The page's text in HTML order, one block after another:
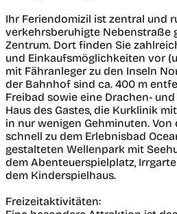
Ihr Feriendomizil ist zentral und
verkehrsberuhigte Nebenstraße
Zentrum. Dort finden Sie
und Einkaufsmöglichkeiten vor
mit Fähranleger zu den Inseln
der Bahnhof sind ca. 400 m
Freibad sowie eine Drachen-
Haus des Gastes, die Kurklinik
in nur wenigen Gehminuten.
schnell zu dem Erlebnisbad
gestalteten Wellenpark mit
dem Abenteuerspielplatz,
dem Kinderspielhaus.
Freizeitaktivitäten: